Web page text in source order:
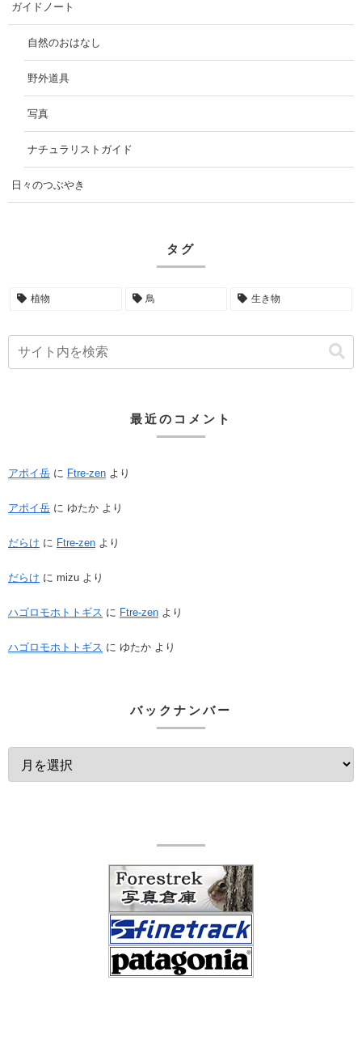
ガイドノート
自然のおはなし
野外道具
写真
ナチュラリストガイド
日々のつぶやき
タグ
植物 鳥 生き物
最近のコメント
アポイ岳 に Ftre-zen より
アポイ岳 に ゆたか より
だらけ に Ftre-zen より
だらけ に mizu より
ハゴロモホトトギス に Ftre-zen より
ハゴロモホトトギス に ゆたか より
バックナンバー